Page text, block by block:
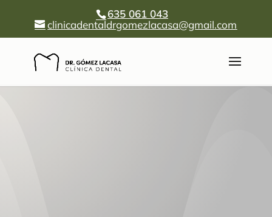
635 061 043
clinicadentaldrgomezlacasa@gmail.com